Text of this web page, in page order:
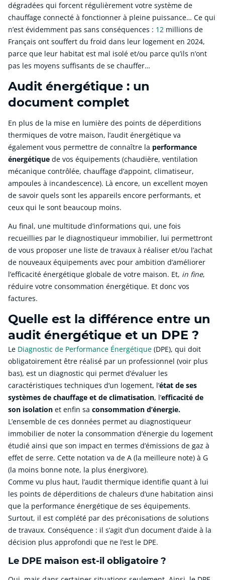
dégradées qui forcent régulièrement votre système de
chauffage connecté à fonctionner à pleine puissance… Ce qui
n’est évidemment pas sans conséquences : 12 millions de
Français ont souffert du froid dans leur logement en 2024,
parce que leur habitat est mal isolé et/ou parce qu’ils n’ont
pas les moyens suffisants de se chauffer…
Audit énergétique : un
document complet
En plus de la mise en lumière des points de déperditions
thermiques de votre maison, l’audit énergétique va
également vous permettre de connaître la performance
énergétique de vos équipements (chaudière, ventilation
mécanique contrôlée, chauffage d’appoint, climatiseur,
ampoules à incandescence). Là encore, un excellent moyen
de savoir quels sont les appareils encore performants, et
ceux qui le sont beaucoup moins.
Au final, une multitude d’informations qui, une fois
recueillies par le diagnostiqueur immobilier, lui permettront
de vous proposer une liste de travaux à réaliser et/ou l’achat
de nouveaux équipements avec pour ambition d’améliorer
l’efficacité énergétique globale de votre maison. Et, in fine,
réduire votre consommation énergétique. Et donc vos
factures.
Quelle est la différence entre un
audit énergétique et un DPE ?
Le Diagnostic de Performance Énergétique (DPE), qui doit
obligatoirement être réalisé par un professionnel (voir plus
bas), est un diagnostic qui permet d’évaluer les
caractéristiques techniques d’un logement, l’état de ses
systèmes de chauffage et de climatisation, l’efficacité de
son isolation et enfin sa consommation d’énergie.
L’ensemble de ces données permet au diagnostiqueur
immobilier de noter la consommation d’énergie du logement
étudié ainsi que son impact en termes d’émissions de gaz à
effet de serre. Cette notation va de A (la meilleure note) à G
(la moins bonne note, la plus énergivore).
Comme vu plus haut, l’audit thermique identifie quant à lui
les points de déperditions de chaleurs d’une habitation ainsi
que la performance énergétique de ses équipements.
Surtout, il est complété par des préconisations de solutions
de travaux. Conséquence : il s’agit d’un document d’aide à la
décision plus approfondi que ne l’est le DPE.
Le DPE maison est-il obligatoire ?